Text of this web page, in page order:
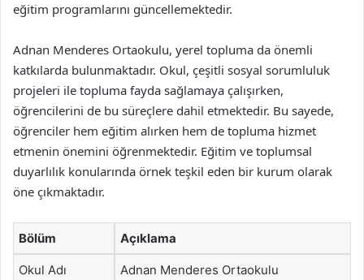
eğitim programlarını güncellemektedir.
Adnan Menderes Ortaokulu, yerel topluma da önemli
katkılarda bulunmaktadır. Okul, çeşitli sosyal sorumluluk
projeleri ile topluma fayda sağlamaya çalışırken,
öğrencilerini de bu süreçlere dahil etmektedir. Bu sayede,
öğrenciler hem eğitim alırken hem de topluma hizmet
etmenin önemini öğrenmektedir. Eğitim ve toplumsal
duyarlılık konularında örnek teşkil eden bir kurum olarak
öne çıkmaktadır.
Bölüm Açıklama
Okul Adı Adnan Menderes Ortaokulu